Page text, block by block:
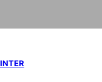
INTER